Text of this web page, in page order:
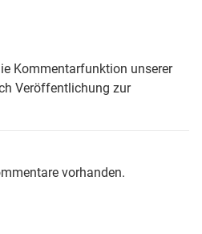
Kommentarfunktion unserer
Veröffentlichung zur
vorhanden.